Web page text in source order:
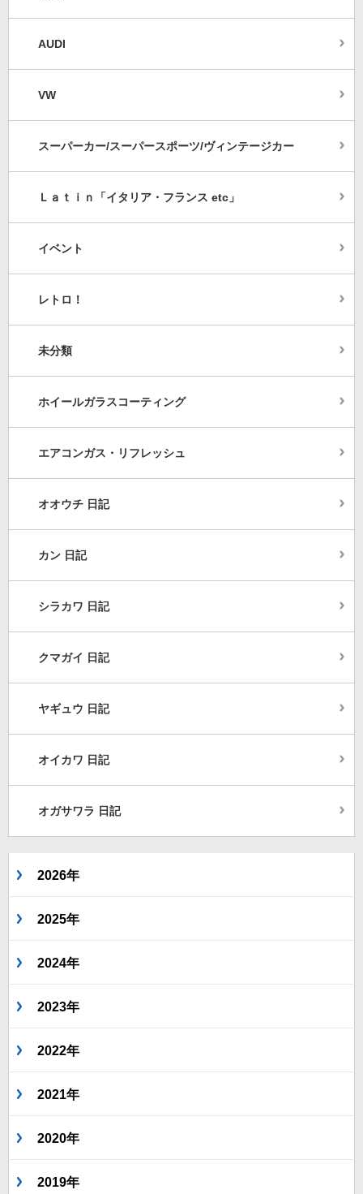
AUDI
VW
スーパーカー/スーパースポーツ/ヴィンテージカー
Ｌａｔｉｎ「イタリア・フランス etc」
イベント
レトロ！
未分類
ホイールガラスコーティング
エアコンガス・リフレッシュ
オオウチ 日記
カン 日記
シラカワ 日記
クマガイ 日記
ヤギュウ 日記
オイカワ 日記
オガサワラ 日記
2026年
2025年
2024年
2023年
2022年
2021年
2020年
2019年